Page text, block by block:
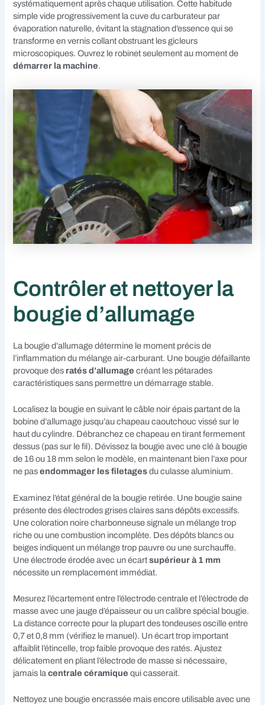
systématiquement après chaque utilisation. Cette habitude
simple vide progressivement la cuve du carburateur par
évaporation naturelle, évitant la stagnation d’essence qui se
transforme en vernis collant obstruant les gicleurs
microscopiques. Ouvrez le robinet seulement au moment de
démarrer la machine.
Contrôler et nettoyer la
bougie d’allumage
La bougie d’allumage détermine le moment précis de
l’inflammation du mélange air-carburant. Une bougie défaillante
provoque des ratés d’allumage créant les pétarades
caractéristiques sans permettre un démarrage stable.
Localisez la bougie en suivant le câble noir épais partant de la
bobine d’allumage jusqu’au chapeau caoutchouc vissé sur le
haut du cylindre. Débranchez ce chapeau en tirant fermement
dessus (pas sur le fil). Dévissez la bougie avec une clé à bougie
de 16 ou 18 mm selon le modèle, en maintenant bien l’axe pour
ne pasendommager les filetagesdu culasse aluminium.
Examinez l’état général de la bougie retirée. Une bougie saine
présente des électrodes grises claires sans dépôts excessifs.
Une coloration noire charbonneuse signale un mélange trop
riche ou une combustion incomplète. Des dépôts blancs ou
beiges indiquent un mélange trop pauvre ou une surchauffe.
Une électrode érodée avec un écartsupérieur à 1 mm
nécessite un remplacement immédiat.
Mesurez l’écartement entre l’électrode centrale et l’électrode de
masse avec une jauge d’épaisseur ou un calibre spécial bougie.
La distance correcte pour la plupart des tondeuses oscille entre
0,7 et 0,8 mm (vérifiez le manuel). Un écart trop important
affaiblit l’étincelle, trop faible provoque des ratés. Ajustez
délicatement en pliant l’électrode de masse si nécessaire,
jamais lacentrale céramique qui casserait.
Nettoyez une bougie encrassée mais encore utilisable avec une